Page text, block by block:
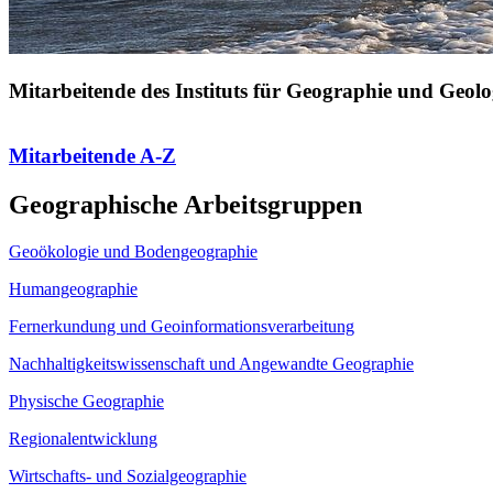
Mitarbeitende des Instituts für Geographie und
Mitarbeitende A-Z
Geographische Arbeitsgruppen
Geoökologie und Bodengeographie
Humangeographie
Fernerkundung und Geoinformationsverarbeitung
Nachhaltigkeitswissenschaft und Angewandte Geographie
Physische Geographie
Regionalentwicklung
Wirtschafts- und Sozialgeographie